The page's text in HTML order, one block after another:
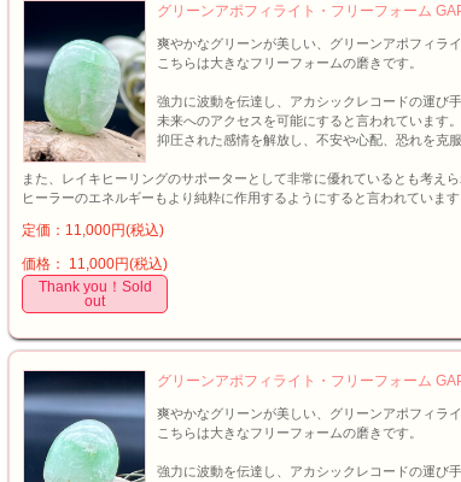
グリーンアポフィライト・フリーフォーム
爽やかなグリーンが美しい、グリーンアポフィライ
こちらは大きなフリーフォームの磨きです。
強力に波動を伝達し、アカシックレコードの運び
未来へのアクセスを可能にすると言われています。
抑圧された感情を解放し、不安や心配、恐れを克
また、レイキヒーリングのサポーターとして非常に優れているとも考え
ヒーラーのエネルギーもより純粋に作用するようにすると言われています
定価：11,000円(税込)
価格： 11,000円(税込)
Thank you！Sold
out
グリーンアポフィライト・フリーフォーム
爽やかなグリーンが美しい、グリーンアポフィライ
こちらは大きなフリーフォームの磨きです。
強力に波動を伝達し、アカシックレコードの運び